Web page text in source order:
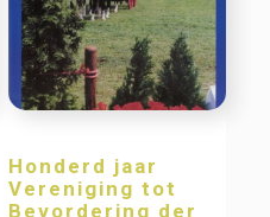
Honderd jaar
Vereniging tot
Bevordering der